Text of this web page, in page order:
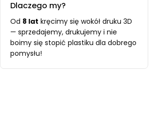
Dlaczego my?
Od 8 lat kręcimy się wokół druku 3D
— sprzedajemy, drukujemy i nie
boimy się stopić plastiku dla dobrego
pomysłu!